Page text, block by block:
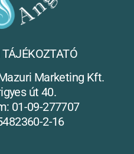
Marketing Kft.
út 40.
01-09-277707
2-16